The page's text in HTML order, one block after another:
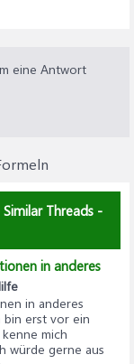
eine Antwort
Threads -
in anderes
in anderes
bin erst vor ein
mich
würde gerne aus